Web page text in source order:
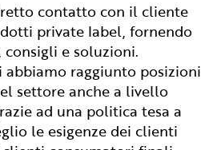
contatto con il cliente
private label, fornendo
consigli e soluzioni.
abbiamo raggiunto posizioni
settore anche a livello
ad una politica tesa a
le esigenze dei clienti